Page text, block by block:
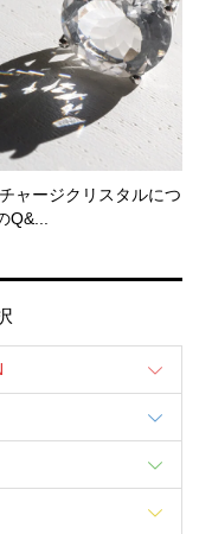
ャージクリスタルにつ
Q&...